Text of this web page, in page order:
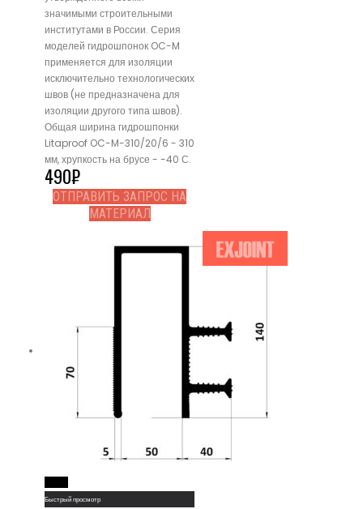
значимыми строительными
институтами в России. Серия
моделей гидрошпонок OC-M
применяется для изоляции
исключительно технологических
швов (не предназначена для
изоляции другого типа швов).
Общая ширина гидрошпонки
Litaproof OC-M-310/20/6 - 310
мм, хрупкость на брусе - -40 С.
490₽
ОТПРАВИТЬ ЗАПРОС НА
МАТЕРИАЛ
Быстрый просмотр